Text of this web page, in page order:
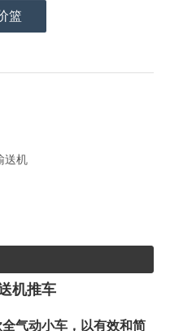
篮
送机
机推车
气动小车，以有效和简